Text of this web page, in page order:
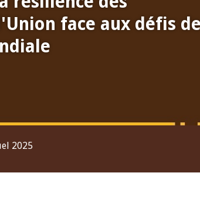
face aux défis de
2025